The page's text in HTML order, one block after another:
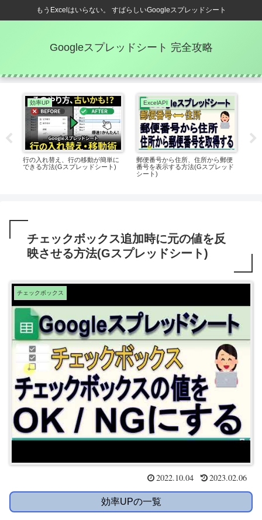
もうExcelはいらない。 すばらしいGoogleスプレッドシート
Googleスプレッドシート 完全攻略
効率UP
行の入れ替え、行の移動が簡単に
できる方法(Gスプレッドシート)
ExcelAPI
郵便番号から住所、住所から郵便
番号を表示する方法(Gスプレッド
シート)
チェックボックス追加時に元の値を反
映させる方法(Gスプレッドシート)
チェックボックス
2022.10.04 2023.02.06
効率UPの一覧